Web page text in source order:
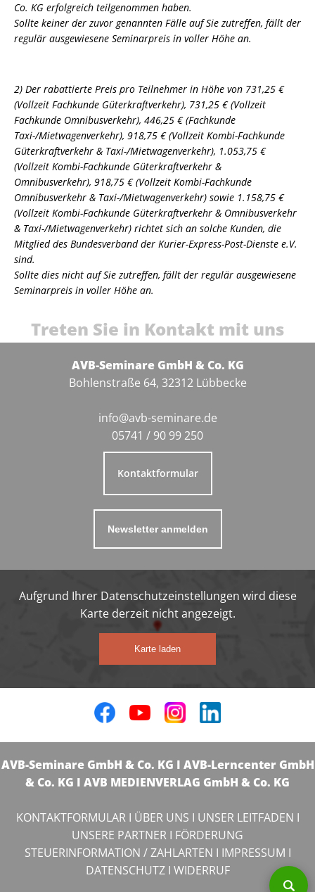
Co. KG erfolgreich teilgenommen haben.
Sollte keiner der zuvor genannten Fälle auf Sie zutreffen, fällt der
regulär ausgewiesene Seminarpreis in voller Höhe an.
2) Der rabattierte Preis pro Teilnehmer in Höhe von 731,25 €
(Vollzeit Fachkunde Güterkraftverkehr), 731,25 € (Vollzeit
Fachkunde Omnibusverkehr), 446,25 € (Fachkunde
Taxi-/Mietwagenverkehr), 918,75 € (Vollzeit Kombi-Fachkunde
Güterkraftverkehr & Taxi-/Mietwagenverkehr), 1.053,75 €
(Vollzeit Kombi-Fachkunde Güterkraftverkehr &
Omnibusverkehr), 918,75 € (Vollzeit Kombi-Fachkunde
Omnibusverkehr & Taxi-/Mietwagenverkehr) sowie 1.158,75 €
(Vollzeit Kombi-Fachkunde Güterkraftverkehr & Omnibusverkehr
& Taxi-/Mietwagenverkehr) richtet sich an solche Kunden, die
Mitglied des Bundesverband der Kurier-Express-Post-Dienste e.V.
sind.
Sollte dies nicht auf Sie zutreffen, fällt der regulär ausgewiesene
Seminarpreis in voller Höhe an.
Treten Sie in Kontakt mit uns
AVB-Seminare GmbH & Co. KG
Bohlenstraße 64, 32312 Lübbecke
info@avb-seminare.de
05741 / 90 99 250
Kontaktformular
Newsletter anmelden
Aufgrund Ihrer Datenschutzeinstellungen wird diese
Karte derzeit nicht angezeigt.
Karte laden
AVB-Seminare GmbH & Co. KG I AVB-Lerncenter GmbH
& Co. KG I AVB MEDIENVERLAG GmbH & Co. KG
KONTAKTFORMULARI ÜBER UNS I UNSER LEITFADEN I
UNSERE PARTNER I FÖRDERUNG
STEUERINFORMATION / ZAHLARTEN I IMPRESSUM I
DATENSCHUTZI WIDERRUF